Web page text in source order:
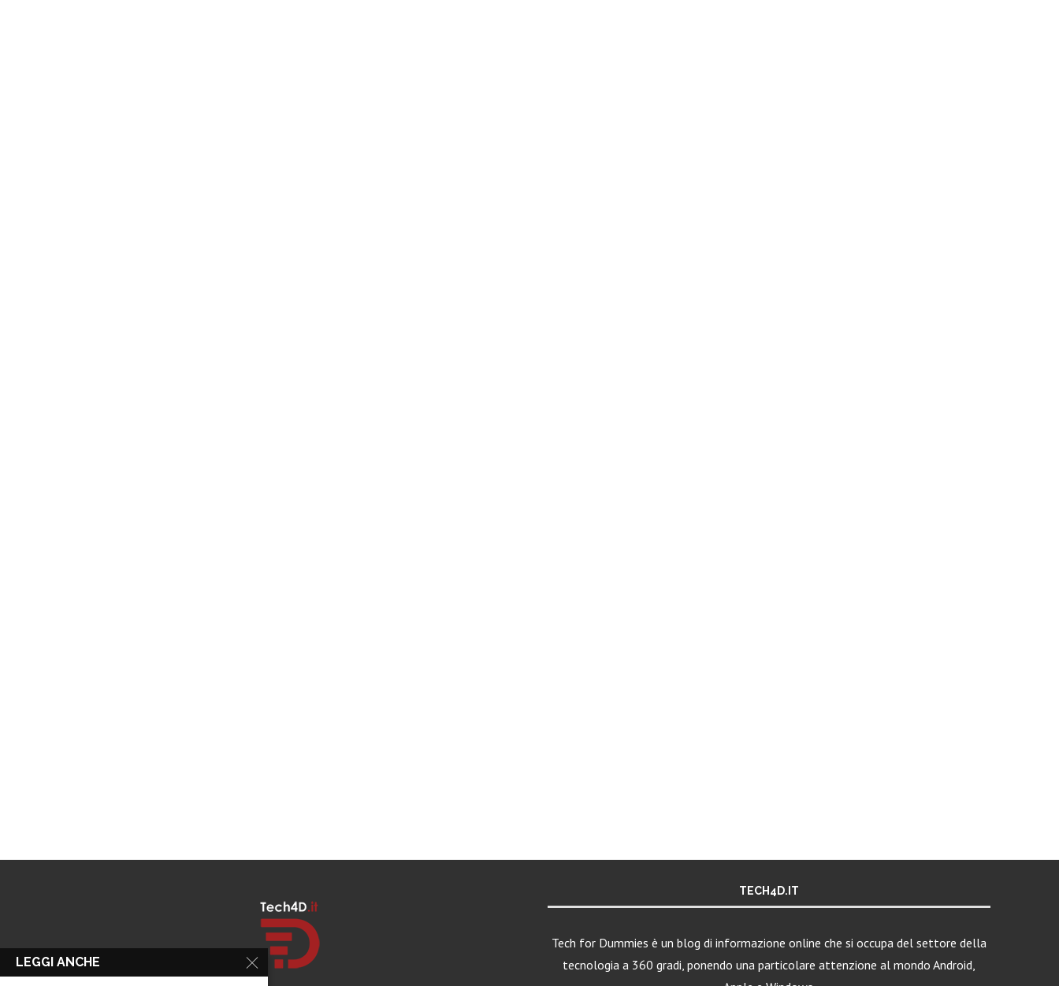
TECH4D.IT
Tech for Dummies è un blog di informazione online che si occupa del settore della
tecnologia a 360 gradi, ponendo una particolare attenzione al mondo Android,
LEGGI ANCHE